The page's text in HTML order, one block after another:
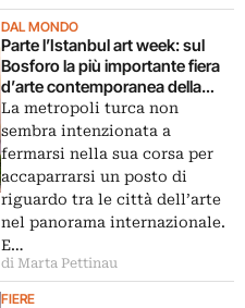
DAL MONDO
Parte l’Istanbul art week: sul
Bosforo la più importante fiera
d’arte contemporanea della
Turchia, ma anche la notte
bianca delle gallerie, e tanto
altro ancora…
La metropoli turca non
sembra intenzionata a
fermarsi nella sua corsa per
accaparrarsi un posto di
riguardo tra le città dell’arte
nel panorama internazionale.
E…
di Marta Pettinau
FIERE